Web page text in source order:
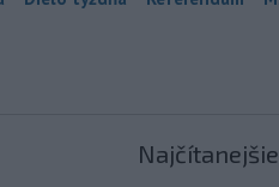
Najčítanejšie